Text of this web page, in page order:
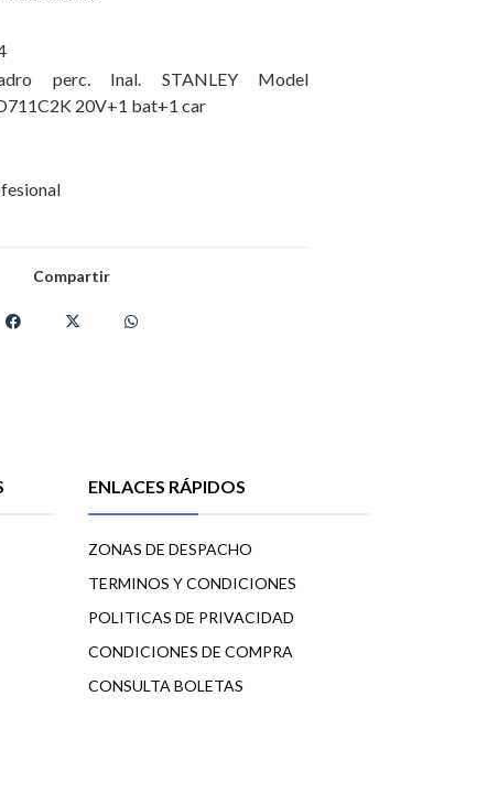
perc. Inal. STANLEY Model
20V+1 bat+1 car
Compartir
ENLACES RÁPIDOS
ZONAS DE DESPACHO
TERMINOS Y CONDICIONES
POLITICAS DE PRIVACIDAD
CONDICIONES DE COMPRA
CONSULTA BOLETAS